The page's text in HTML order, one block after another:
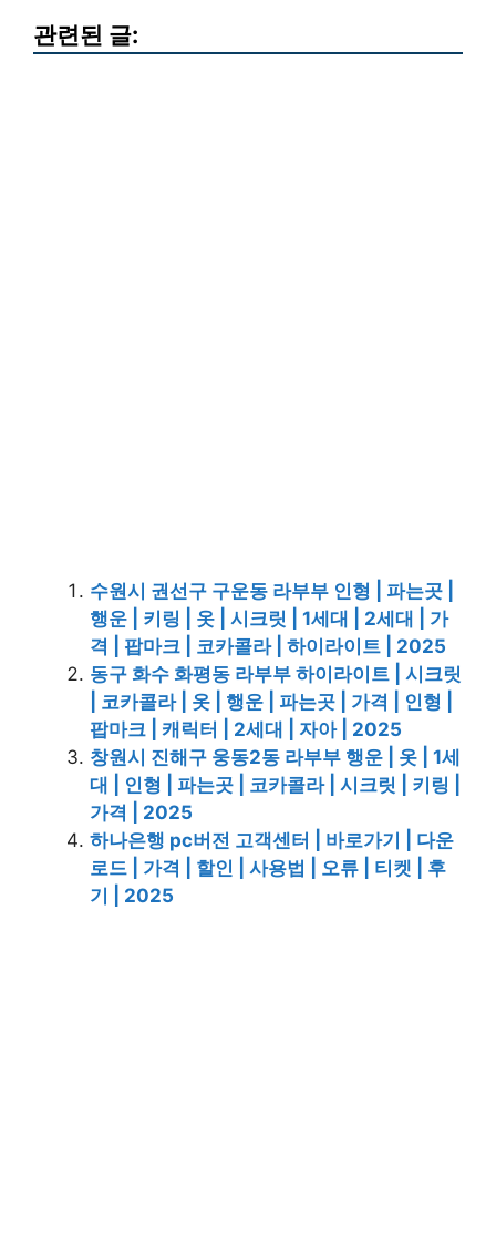
관련된 글:
수원시 권선구 구운동 라부부 인형 | 파는곳 |
행운 | 키링 | 옷 | 시크릿 | 1세대 | 2세대 | 가
격 | 팝마크 | 코카콜라 | 하이라이트 | 2025
동구 화수 화평동 라부부 하이라이트 | 시크릿
| 코카콜라 | 옷 | 행운 | 파는곳 | 가격 | 인형 |
팝마크 | 캐릭터 | 2세대 | 자아 | 2025
창원시 진해구 웅동2동 라부부 행운 | 옷 | 1세
대 | 인형 | 파는곳 | 코카콜라 | 시크릿 | 키링 |
가격 | 2025
하나은행 pc버전 고객센터 | 바로가기 | 다운
로드 | 가격 | 할인 | 사용법 | 오류 | 티켓 | 후
기 | 2025